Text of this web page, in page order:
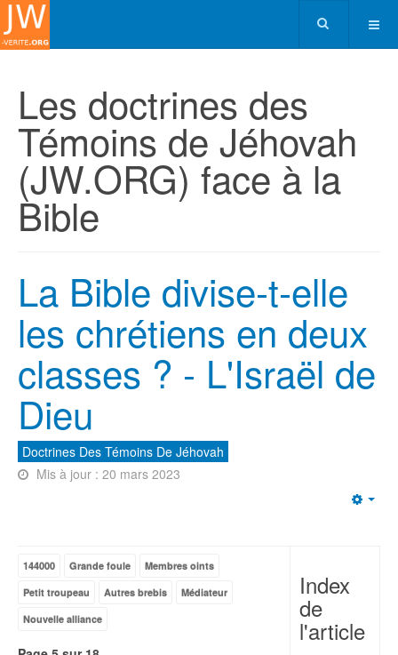
Les doctrines des
Témoins de Jéhovah
(JW.ORG) face à la
Bible
La Bible divise-t-elle
les chrétiens en deux
classes ? - L'Israël de
Dieu
Doctrines Des Témoins De Jéhovah
Mis à jour : 20 mars 2023
Index
de
l'article
144000 Grande foule
Membres oints
Petit troupeau
Autres brebis
Médiateur
Nouvelle alliance